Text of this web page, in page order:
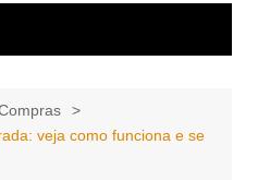
veja como funciona e se